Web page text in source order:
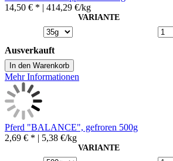
14,50 € *
| 414,29 €/kg
VARIANTE
Ausverkauft
In den Warenkorb
Mehr Informationen
Pferd "BALANCE", gefroren 500g
2,69 € *
| 5,38 €/kg
VARIANTE